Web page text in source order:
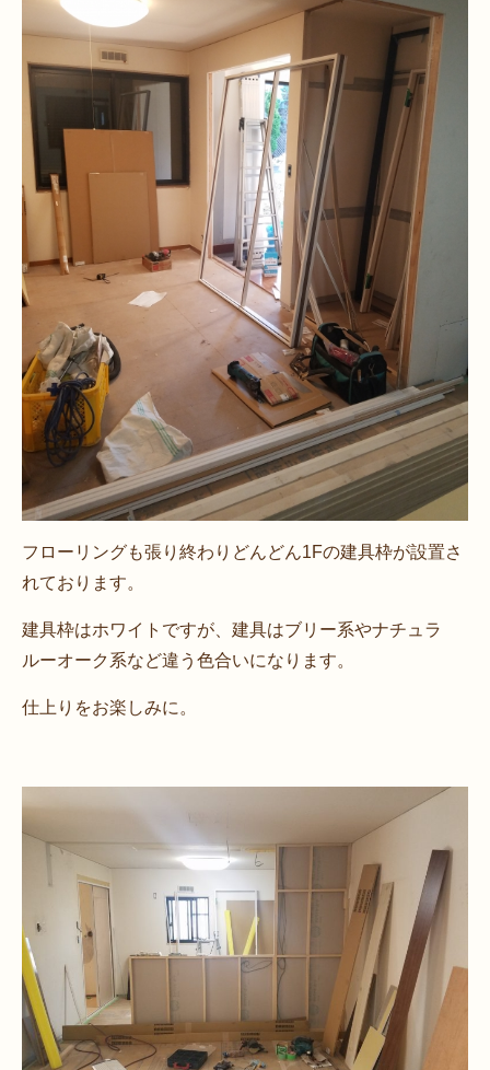
フローリングも張り終わりどんどん1Fの建具枠が設置さ
れております。
建具枠はホワイトですが、建具はブリー系やナチュラ
ルーオーク系など違う色合いになります。
仕上りをお楽しみに。